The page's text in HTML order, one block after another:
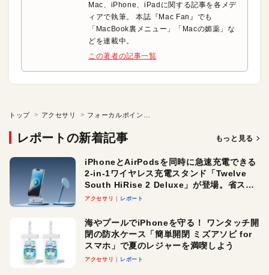
Mac、iPhone、iPadに関する記事を各メデ
ィアで執筆。 本誌『Mac Fan』でも
「MacBook裏メニュー」「Macの媚薬」な
どを連載中。
この著者の記事一覧
トップ アクセサリ
レポートの新着記事 もっと見る
iPhoneとAirPodsを同時に急速充電できる
2-in-1ワイヤレス充電スタンド「Twelve
South HiRise 2 Deluxe」が登場。省スペ
ースでおしゃれに充電したい人にオスス
アクセサリ レポート
海やプールでiPhoneを守る！ ワンタッチ開
閉の防水ケース「簡単開閉 ミズアソビ for
スマホ」で夏のレジャーを満喫しよう
アクセサリ レポート